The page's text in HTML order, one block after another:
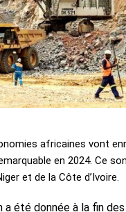
africaines vont
en 2024. Ce
et de la Côte d’Ivoire.
a été donnée à la fin